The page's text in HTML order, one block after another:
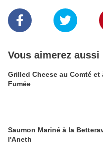
Vous aimerez aussi
Grilled Cheese au Comté et
Fumée
Saumon Mariné à la
l'Aneth